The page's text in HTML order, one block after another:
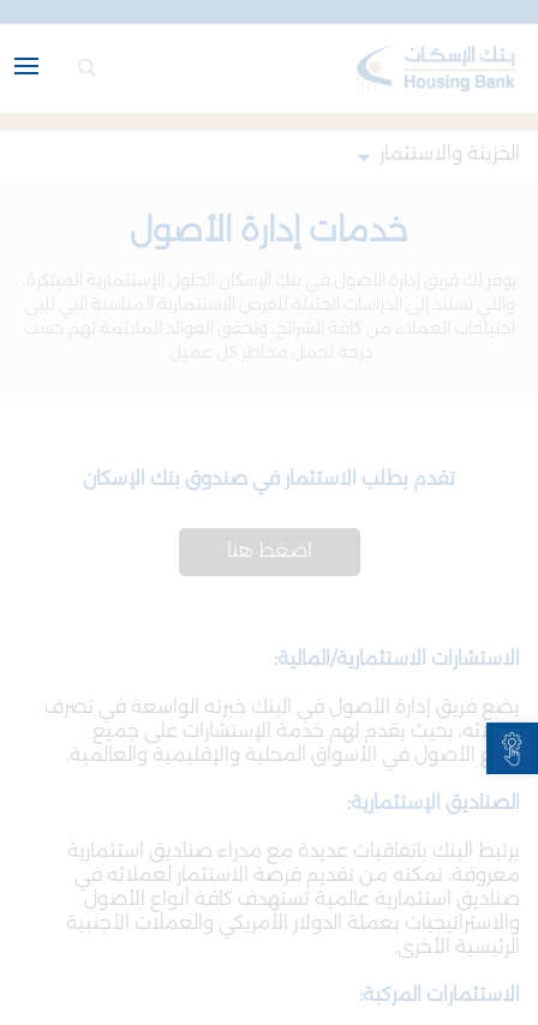
Open toolbar
الخزينة والاستثمار
خدمات إدارة الأصول
يوفر لك فريق إدارة الأصول في بنك الإسكان الحلول الإستثمارية المبتكرة،
والتي تستند إلى الدراسات الحثيثة للفرص الاستثمارية المناسبة التي تلبي
احتياجات العملاء من كافة الشرائح، وتحقق العوائد الملائمة لهم حسب
درجة تحمل مخاطر كل عميل.
تقدم بطلب الاستثمار في صندوق بنك الإسكان
اضغط هنا
الاستشارات الاستثمارية/المالية:
يضع فريق إدارة الأصول في البنك خبرته الواسعة في تصرف
عملائه، بحيث يقدم لهم خدمة الإستشارات على جميع
أنواع الأصول في الأسواق المحلية والإقليمية والعالمية.
الصناديق الإستثمارية:
يرتبط البنك باتفاقيات عديدة مع مدراء صناديق استثمارية
معروفة، تمكنه من تقديم فرصة الاستثمار لعملائه في
صناديق استثمارية عالمية تستهدف كافة أنواع الأصول
والاستراتيجيات بعملة الدولار الأمريكي والعملات الأجنبية
الرئيسية الأخرى.
الاستثمارات المركبة: